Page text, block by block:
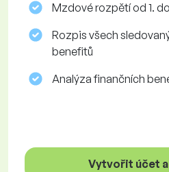
Mzdové rozpětí od 1.
Rozpis všech
benefitů
Analýza finančních
Vytvořit účet